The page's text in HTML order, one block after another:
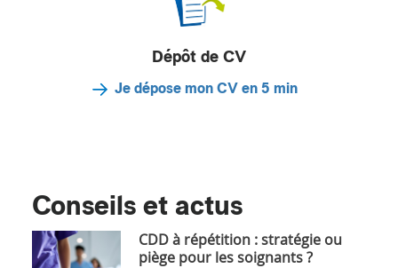
Dépôt de CV
Je dépose mon CV en 5 min
Conseils et actus
CDD à répétition : stratégie ou
piège pour les soignants ?